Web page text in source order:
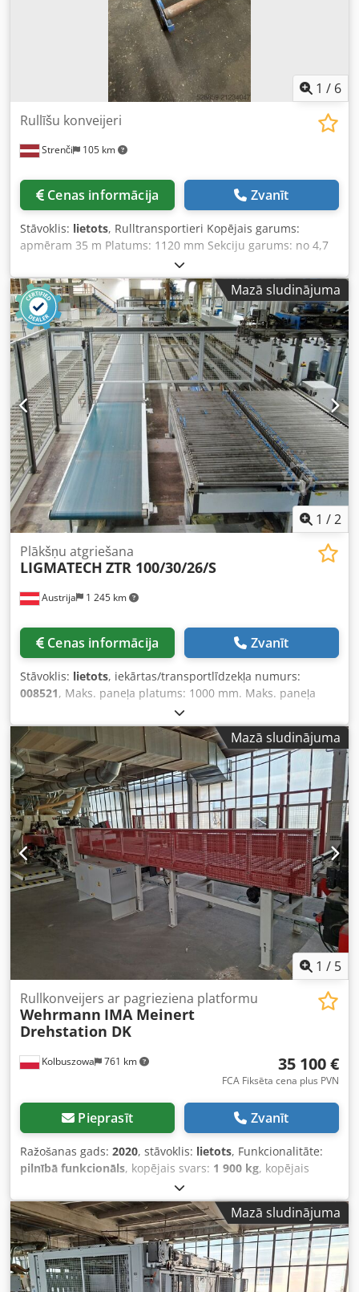
1 / 6
Strenči 105 km
Rullīšu konveijeri
Cenas informācija Zvanīt
Stāvoklis: lietots, Rulltransportieri Kopējais garums:
apmēram 35 m Platums: 1120 mm Sekciju garums: no 4,7
m līdz 6,7 m Rullīši ir izņemti no rāmjiem Crsdpfxeykan Uo
Alnjf
Mazā sludinājuma
1 /2
Austrija 1 245 km
Plākšņu atgriešana
LIGMATECH ZTR 100/30/26/S
Cenas informācija Zvanīt
Stāvoklis: lietots, iekārtas/transportlīdzekļa numurs:
008521, Maks. paneļa platums: 1000 mm. Maks. paneļa
garums: 2400 mm. Cjdpfjzruyasx Alnerf
Mazā sludinājuma
1 / 5
Kolbuszowa 761 km
Rullkonveijers ar pagrieziena platformu
Wehrmann IMA Meinert
Drehstation DK
35 100 €
FCA Fiksēta cena plus PVN
Pieprasīt Zvanīt
Ražošanas gads: 2020, stāvoklis: lietots, Funkcionalitāte:
pilnībā funkcionāls, kopējais svars: 1 900 kg, kopējais
, kopējais platums:
iekārtas/transportlīdzekļa numurs:30387, Piedāvājam
lietotu ruļļu konveijeru Wehrmann zīmola no 2020. gada,
aprīkotu ar konisku rotatoru sagatavēm un ruļļu
padevējiem IMA Meinert Drehstation DK tipu. Šis
modernais risinājums nodrošina efektīvu un precīzu
sagatavju manipulāciju ražošanas procesā, garantējot
Mazā sludinājuma